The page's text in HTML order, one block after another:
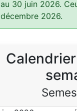
au 30 juin 2026.
décembre 2026.